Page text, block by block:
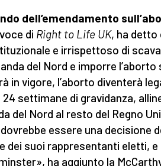
dell’emendamento
di Right to Life UK, ha detto
e irrispettoso di
del Nord e imporre
in vigore, l’aborto diventerà
settimane di gravidanza,
del Nord al resto del Regno
essere una decisione
dei suoi rappresentanti eletti,
ha aggiunto la